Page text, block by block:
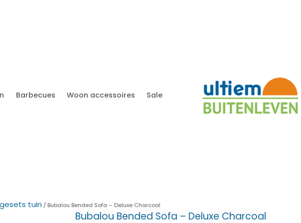
Barbecues Woon accessoires Sale
tuin / Bubalou Bended Sofa – Deluxe Charcoal
Bubalou Bended Sofa – Deluxe Charcoal